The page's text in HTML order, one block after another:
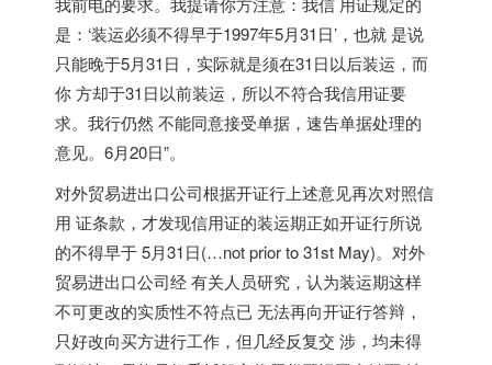
是：‘装运必须不得早于1997年5月31日’，也就 是说
只能晚于5月31日，实际就是须在31日以后装运，而
你 方却于31日以前装运，所以不符合我信用证要
求。我行仍然 不能同意接受单据，速告单据处理的
意见。6月20日”。
对外贸易进出口公司根据开证行上述意见再次对照信
用 证条款，才发现信用证的装运期正如开证行所说
的不得早于 5月31日(…not prior to 31st May)。对外
贸易进出口公司经 有关人员研究，认为装运期这样
不可更改的实质性不符点已 无法再向开证行答辩，
只好改向买方进行工作，但几经反复交 涉，均未得